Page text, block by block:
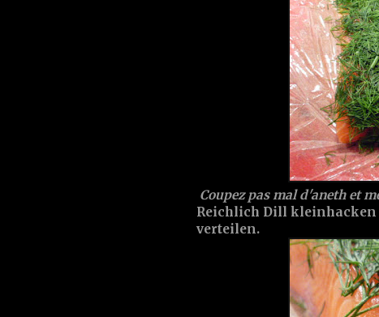
Coupez pas mal d'aneth et
Reichlich Dill kleinhacken
verteilen.